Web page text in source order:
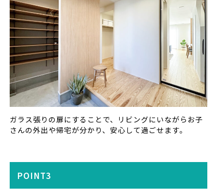
ガラス張りの扉にすることで、リビングにいながらお子
さんの外出や帰宅が分かり、安心して過ごせます。
POINT3